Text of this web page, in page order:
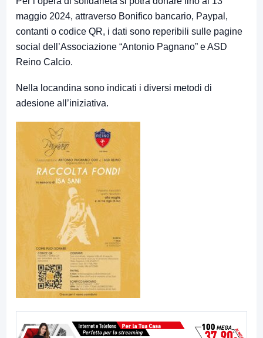
maggio 2024, attraverso Bonifico bancario, Paypal,
contanti o codice QR, i dati sono reperibili sulle pagine
social dell’Associazione “Antonio Pagnano” e ASD
Reino Calcio.
Nella locandina sono indicati i diversi metodi di
adesione all’iniziativa.